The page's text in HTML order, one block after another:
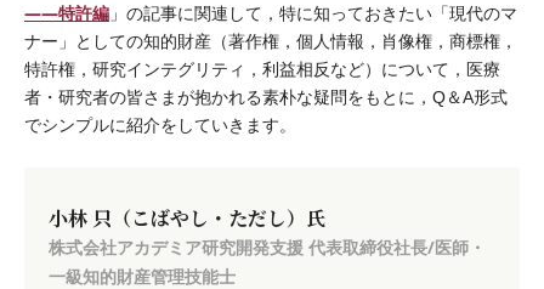
――特許編 」の記事に関連して，特に知っておきたい「現代のマ
ナー」としての知的財産（著作権，個人情報，肖像権，商標権，
特許権，研究インテグリティ，利益相反など）について，医療
者・研究者の皆さまが抱かれる素朴な疑問をもとに，Q＆A形式
でシンプルに紹介をしていきます。
小林 只（こばやし・ただし）氏
株式会社アカデミア研究開発支援 代表取締役社長/医師・
一級知的財産管理技能士